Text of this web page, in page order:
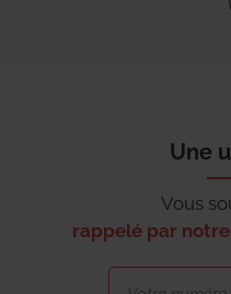
Une
Vous
rappelé par